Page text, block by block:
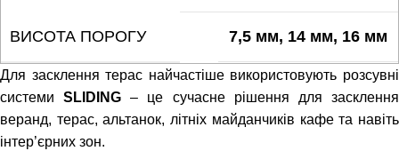
ВИСОТА ПОРОГУ 7,5 мм, 14 мм, 16 мм
Для засклення терас найчастіше використовують розсувні
системиSLIDING – це сучасне рішення для засклення
веранд, терас, альтанок, літніх майданчиків кафе та навіть
інтер’єрних зон.